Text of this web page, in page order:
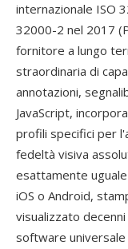
internazionale ISO
32000-2 nel 2017
fornitore a lungo
straordinaria di
annotazioni,
JavaScript,
profili specifici per
fedeltà visiva
esattamente
iOS o Android,
visualizzato
software